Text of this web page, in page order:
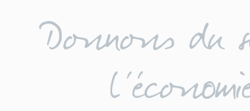
Donnons du